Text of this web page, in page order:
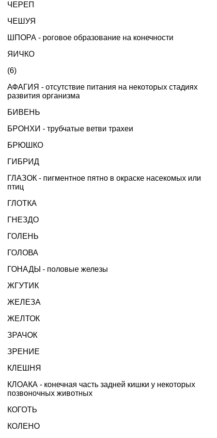
ЧЕРЕП
ЧЕШУЯ
ШПОРА - роговое образование на конечности
ЯИЧКО
(6)
АФАГИЯ - отсутствие питания на некоторых стадиях
развития организма
БИВЕНЬ
БРОНХИ - трубчатые ветви трахеи
БРЮШКО
ГИБРИД
ГЛАЗОК - пигментное пятно в окраске насекомых или
птиц
ГЛОТКА
ГНЕЗДО
ГОЛЕНЬ
ГОЛОВА
ГОНАДЫ - половые железы
ЖГУТИК
ЖЕЛЕЗА
ЖЕЛТОК
ЗРАЧОК
ЗРЕНИЕ
КЛЕШНЯ
КЛОАКА - конечная часть задней кишки у некоторых
позвоночных животных
КОГОТЬ
КОЛЕНО